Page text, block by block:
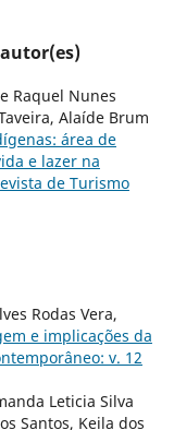
Raquel Nunes
Alaíde Brum
área de
e lazer na
de Turismo
Rodas Vera,
e implicações da
v. 12
Leticia Silva
Santos, Keila dos